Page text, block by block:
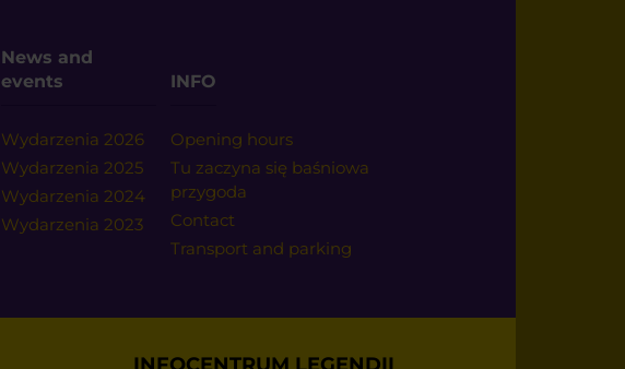
News and
events
Wydarzenia 2026
Wydarzenia 2025
Wydarzenia 2024
Wydarzenia 2023
INFO
Opening hours
Tu zaczyna się baśniowa
przygoda
Contact
Transport and parking